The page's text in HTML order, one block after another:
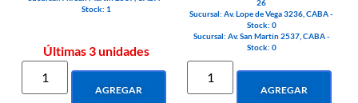
Stock: 1
Últimas 3 unidades
AGREGAR
26
Sucursal: Av. Lope de Vega 3236, CABA -
Stock: 0
Sucursal: Av. San Martin 2537, CABA -
Stock: 0
AGREGAR